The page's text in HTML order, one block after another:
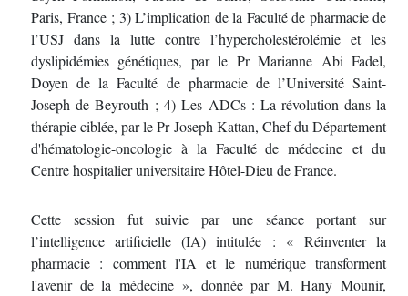
Paris, France ; 3) L’implication de la Faculté de pharmacie de
l’USJ dans la lutte contre l’hypercholestérolémie et les
dyslipidémies génétiques, par le Pr Marianne Abi Fadel,
Doyen de la Faculté de pharmacie de l’Université Saint-
Joseph de Beyrouth ; 4) Les ADCs : La révolution dans la
thérapie ciblée, par le Pr Joseph Kattan, Chef du Département
d'hématologie-oncologie à la Faculté de médecine et du
Centre hospitalier universitaire Hôtel-Dieu de France.
Cette session fut suivie par une séance portant sur
l’intelligence artificielle (IA) intitulée : « Réinventer la
pharmacie : comment l'IA et le numérique transforment
l'avenir de la médecine », donnée par M. Hany Mounir,